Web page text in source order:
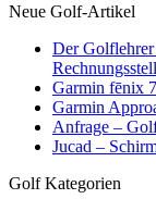
Neue Golf-Artikel
Der
Garmin fēnix
Garmin
Anfrage –
Jucad –
Golf Kategorien